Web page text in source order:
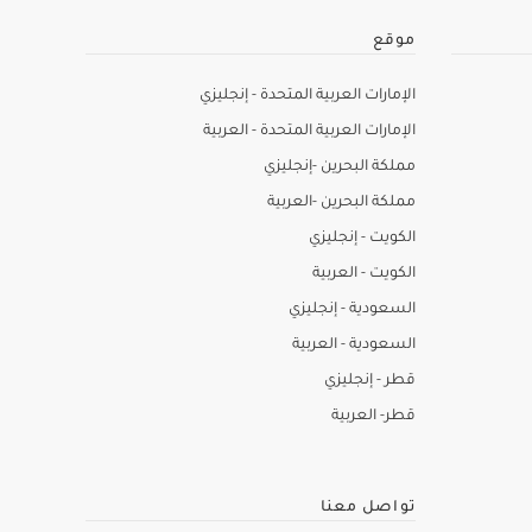
موقع
الإمارات العربية المتحدة - إنجليزي
الإمارات العربية المتحدة - العربية
مملكة البحرين -إنجليزي
مملكة البحرين -العربية
الكويت - إنجليزي
الكويت - العربية
السعودية - إنجليزي
السعودية - العربية
قطر - إنجليزي
قطر- العربية
تواصل معنا